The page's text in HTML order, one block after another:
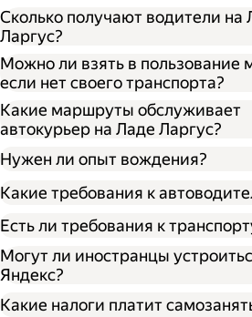
Сколько получают водители на
Ларгус?
Можно ли взять в пользование
если нет своего транспорта?
Какие маршруты обслуживает
автокурьер на Ладе Ларгус?
Нужен ли опыт вождения?
Какие требования к
Есть ли требования к
Могут ли иностранцы
Яндекс?
Какие налоги платит